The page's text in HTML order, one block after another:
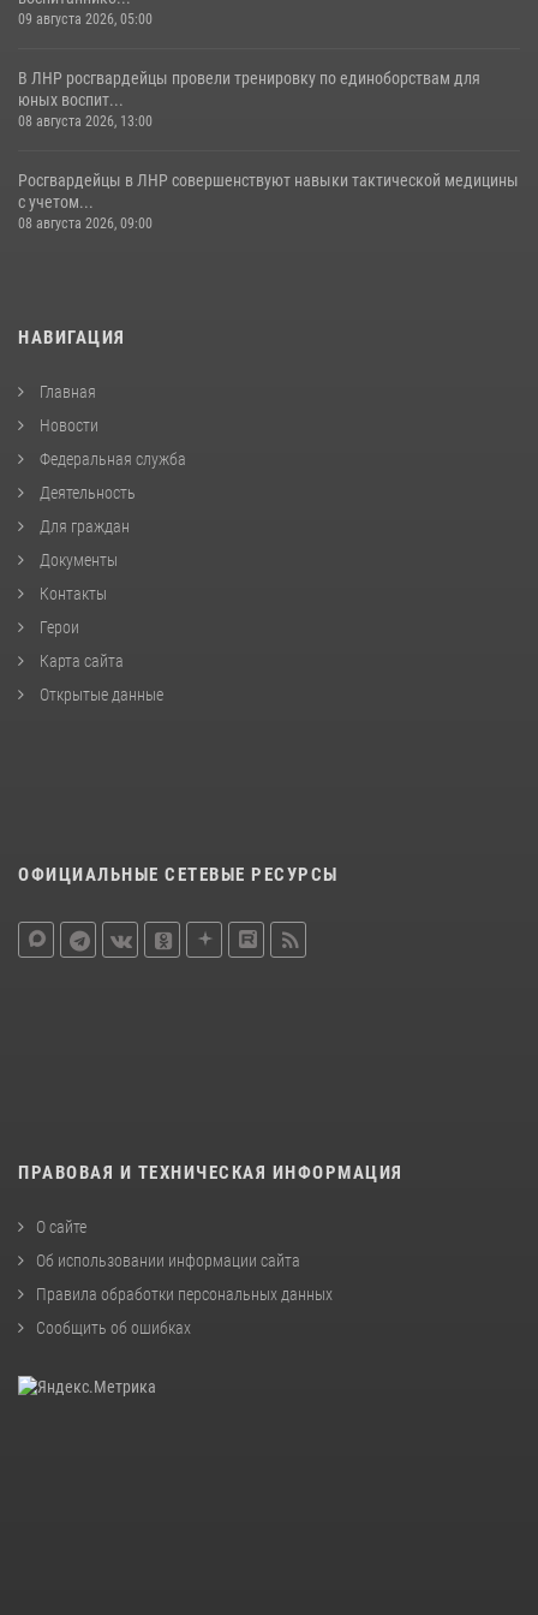
09 августа 2026, 05:00
В ЛНР росгвардейцы провели тренировку по единоборствам для
юных воспит...
08 августа 2026, 13:00
Росгвардейцы в ЛНР совершенствуют навыки тактической медицины
с учетом...
08 августа 2026, 09:00
НАВИГАЦИЯ
Главная
Новости
Федеральная служба
Деятельность
Для граждан
Документы
Контакты
Герои
Карта сайта
Открытые данные
ОФИЦИАЛЬНЫЕ СЕТЕВЫЕ РЕСУРСЫ
ПРАВОВАЯ И ТЕХНИЧЕСКАЯ ИНФОРМАЦИЯ
О сайте
Об использовании информации сайта
Правила обработки персональных данных
Сообщить об ошибках